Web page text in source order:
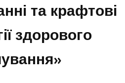
та крафтові
здорового